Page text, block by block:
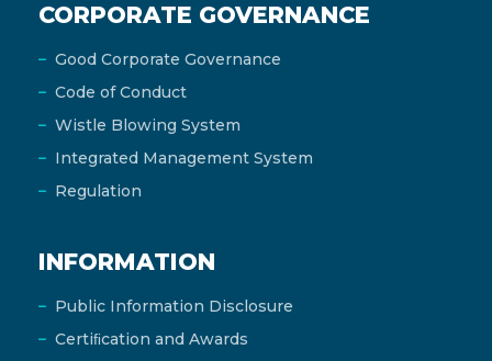
CORPORATE GOVERNANCE
Good Corporate Governance
Code of Conduct
Wistle Blowing System
Integrated Management System
Regulation
INFORMATION
Public Information Disclosure
Certiﬁcation and Awards